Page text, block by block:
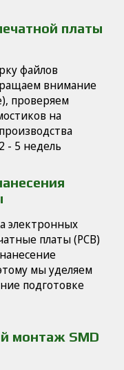
платы
файлов
внимание
проверяем
на
- 5 недель
электронных
платы (PCB)
мы уделяем
подготовке
монтаж SMD